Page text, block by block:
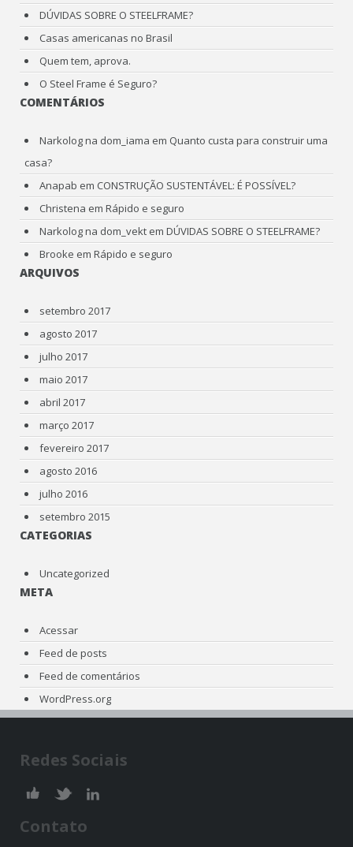
DÚVIDAS SOBRE O STEELFRAME?
Casas americanas no Brasil
Quem tem, aprova.
O Steel Frame é Seguro?
COMENTÁRIOS
Narkolog na dom_iama em Quanto custa para construir uma
casa?
Anapab em CONSTRUÇÃO SUSTENTÁVEL: É POSSÍVEL?
Christena emRápido e seguro
Narkolog na dom_vekt emDÚVIDAS SOBRE O STEELFRAME?
Brooke emRápido e seguro
ARQUIVOS
setembro 2017
agosto 2017
julho 2017
maio 2017
abril 2017
março 2017
fevereiro 2017
agosto 2016
julho 2016
setembro 2015
CATEGORIAS
Uncategorized
META
Acessar
Feed de posts
Feed de comentários
WordPress.org
Redes Sociais
Contato